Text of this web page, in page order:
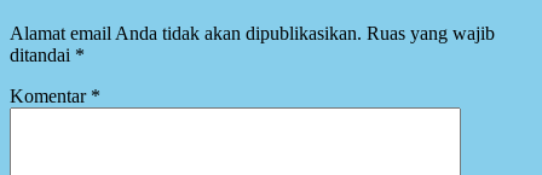
Alamat email Anda tidak akan dipublikasikan. Ruas yang wajib
ditandai *
Komentar *